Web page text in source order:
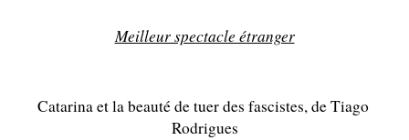
Meilleur spectacle étranger
Catarina et la beauté de tuer des fascistes, de Tiago
Rodrigues